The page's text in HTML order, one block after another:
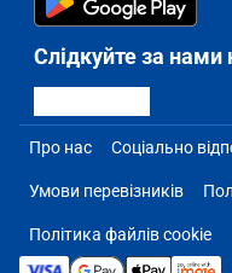
Слідкуйте за нами
Про нас Соціально
Умови перевізників
Політика файлів cookie